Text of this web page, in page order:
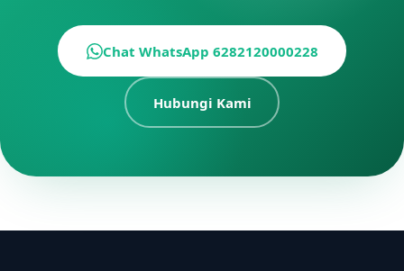
Chat WhatsApp 6282120000228
Hubungi Kami